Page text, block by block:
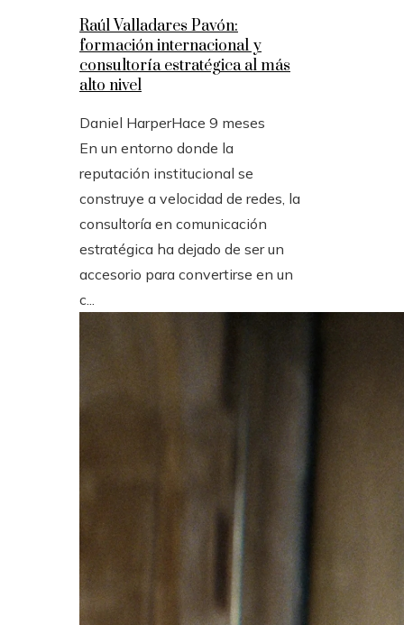
Raúl Valladares Pavón:
formación internacional y
consultoría estratégica al más
alto nivel
Daniel HarperHace 9 meses
En un entorno donde la
reputación institucional se
construye a velocidad de redes, la
consultoría en comunicación
estratégica ha dejado de ser un
accesorio para convertirse en un
c...